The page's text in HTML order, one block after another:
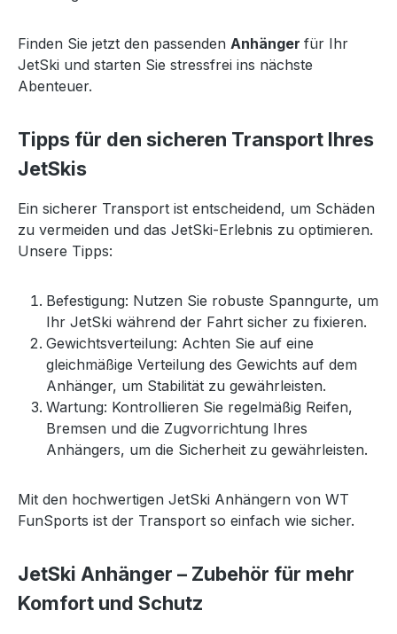
Finden Sie jetzt den passenden Anhänger für Ihr
JetSki und starten Sie stressfrei ins nächste
Abenteuer.
Tipps für den sicheren Transport Ihres
JetSkis
Ein sicherer Transport ist entscheidend, um Schäden
zu vermeiden und das JetSki-Erlebnis zu optimieren.
Unsere Tipps:
Befestigung: Nutzen Sie robuste Spanngurte, um
Ihr JetSki während der Fahrt sicher zu fixieren.
Gewichtsverteilung: Achten Sie auf eine
gleichmäßige Verteilung des Gewichts auf dem
Anhänger, um Stabilität zu gewährleisten.
Wartung: Kontrollieren Sie regelmäßig Reifen,
Bremsen und die Zugvorrichtung Ihres
Anhängers, um die Sicherheit zu gewährleisten.
Mit den hochwertigen JetSki Anhängern von WT
FunSports ist der Transport so einfach wie sicher.
JetSki Anhänger – Zubehör für mehr
Komfort und Schutz